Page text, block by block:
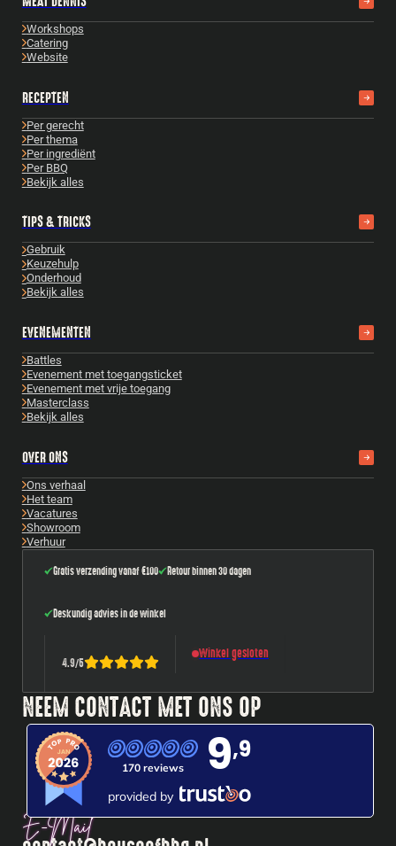
Workshops
Catering
Website
RECEPTEN
Per gerecht
Per thema
Per ingrediënt
Per BBQ
Bekijk alles
TIPS & TRICKS
Gebruik
Keuzehulp
Onderhoud
Bekijk alles
EVENEMENTEN
Battles
Evenement met toegangsticket
Evenement met vrije toegang
Masterclass
Bekijk alles
OVER ONS
Ons verhaal
Het team
Vacatures
Showroom
Verhuur
Gratis verzending vanaf €100 Retour binnen 30 dagen
Deskundig advies in de winkel
4.9/5
Winkel gesloten
NEEM CONTACT MET ONS OP
170 reviews 9,9
provided by
E-Mail